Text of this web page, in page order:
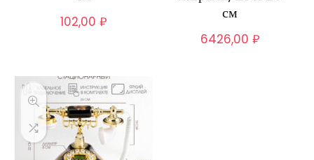
102,00 ₽
см
6426,00 ₽